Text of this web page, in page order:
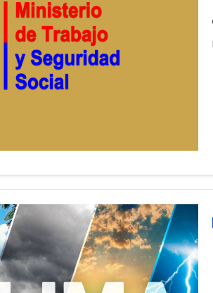
ACONTECER CULTURAL NACIONALES
Llegaran
rusos para
6 DE AGOSTO DE 2026